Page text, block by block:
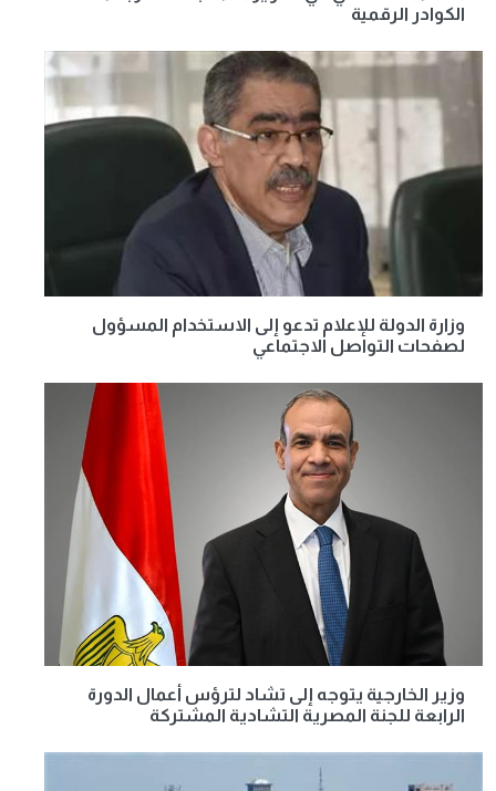
الكوادر الرقمية
وزارة الدولة للإعلام تدعو إلى الاستخدام المسؤول
لصفحات التواصل الاجتماعي
وزير الخارجية يتوجه إلى تشاد لترؤس أعمال الدورة
الرابعة للجنة المصرية التشادية المشتركة